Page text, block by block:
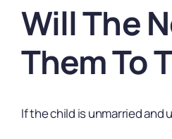
Will The
Them To
If the child is unmarried and